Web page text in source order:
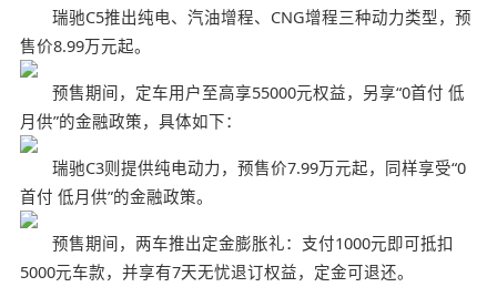
瑞驰C5推出纯电、汽油增程、CNG增程三种动力类型，预
售价8.99万元起。
预售期间，定车用户至高享55000元权益，另享“0首付 低
月供”的金融政策，具体如下：
瑞驰C3则提供纯电动力，预售价7.99万元起，同样享受“0
首付 低月供”的金融政策。
预售期间，两车推出定金膨胀礼：支付1000元即可抵扣
5000元车款，并享有7天无忧退订权益，定金可退还。